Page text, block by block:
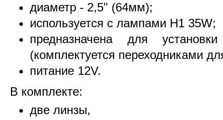
диаметр - 2,5" (64мм);
используется с лампами Н1 35W;
предназначена для
(комплектуется переходниками
питание 12V.
В комплекте:
две линзы,